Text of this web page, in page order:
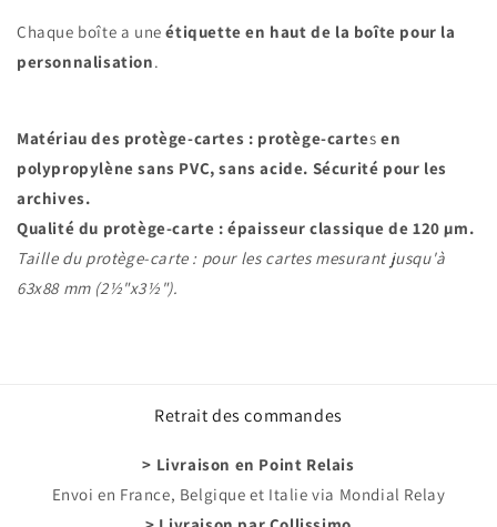
Chaque boîte a uneétiquette en haut de la boîte pour la
personnalisation.
Matériau des protège-cartes : protège-cartes en
polypropylène sans PVC, sans acide. Sécurité pour les
archives.
Qualité du protège-carte : épaisseur classique de 120 µm.
Taille du protège-carte : pour les cartes mesurant jusqu'à
63x88 mm (2½"x3½").
Retrait des commandes
> Livraison en Point Relais
Envoi en France, Belgique et Italie via Mondial Relay